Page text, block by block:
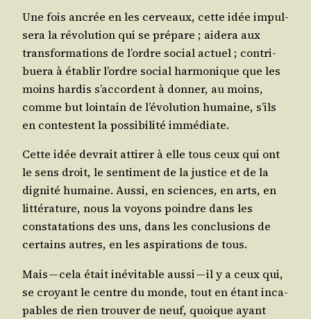
Une fois ancrée en les cer­veaux, cette idée impul­
se­ra la révo­lu­tion qui se pré­pare ; aide­ra aux
trans­for­ma­tions de l’ordre social actuel ; contri­
bue­ra à éta­blir l’ordre social har­mo­nique que les
moins har­dis s’ac­cordent à don­ner, au moins,
comme but loin­tain de l’é­vo­lu­tion humaine, s’ils
en contestent la pos­si­bi­li­té immédiate.
Cette idée devrait atti­rer à elle tous ceux qui ont
le sens droit, le sen­ti­ment de la jus­tice et de la
digni­té humaine. Aus­si, en sciences, en arts, en
lit­té­ra­ture, nous la voyons poindre dans les
consta­ta­tions des uns, dans les conclu­sions de
cer­tains autres, en les aspi­ra­tions de tous.
Mais — cela était inévi­table aus­si — il y a ceux qui,
se croyant le centre du monde, tout en étant inca­
pables de rien trou­ver de neuf, quoique ayant